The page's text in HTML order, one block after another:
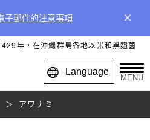
子郵件的注意事項 ×
年，在沖繩群島各地以米和黑麴菌
Language
MENU
アワナミ